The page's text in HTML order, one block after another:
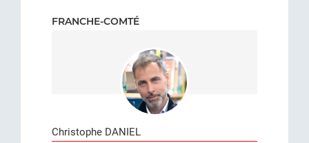
FRANCHE-COMTÉ
Christophe DANIEL